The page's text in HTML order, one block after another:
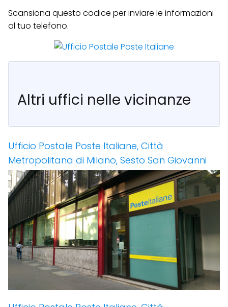
Scansiona questo codice per inviare le informazioni
al tuo telefono.
Altri uffici nelle vicinanze
Ufficio Postale Poste Italiane, Città
Metropolitana di Milano, Sesto San Giovanni